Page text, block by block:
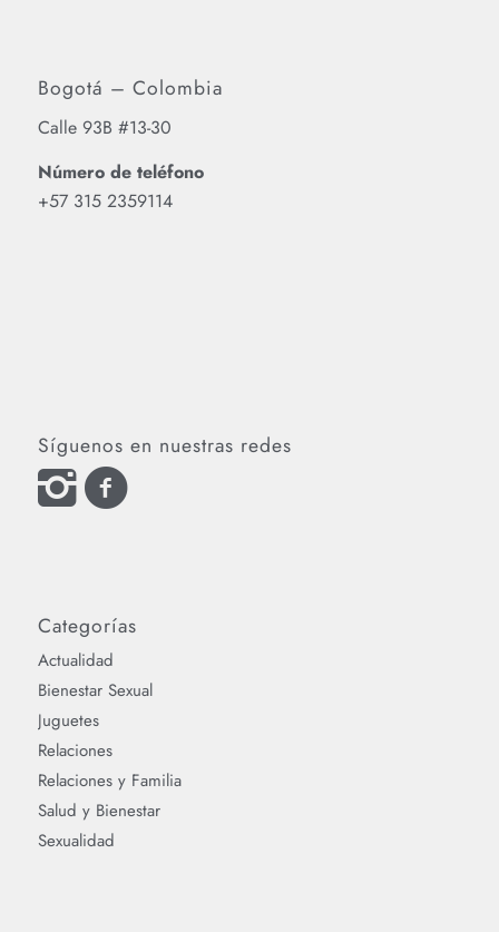
Bogotá – Colombia
Calle 93B #13-30
Número de teléfono
‪+57 315 2359114‬
Síguenos en nuestras redes
Categorías
Actualidad
Bienestar Sexual
Juguetes
Relaciones
Relaciones y Familia
Salud y Bienestar
Sexualidad